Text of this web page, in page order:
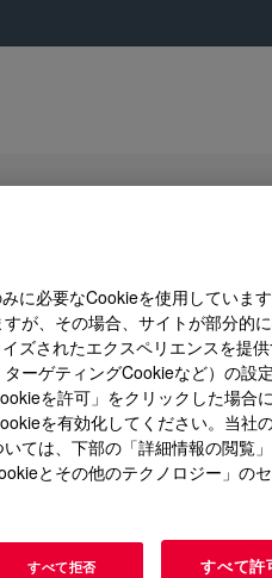
B
購入オプション
に必要なCookieを使用していま
が、その場合、サイトが部分的
ズされたエクスペリエンスを提
ーゲティングCookieなど）の設
を許可」をクリックした場合
を有効化してください。当社
ては、下部の「詳細情報の閲覧
とその他のテクノロジー」の
すべて拒否 すべて許